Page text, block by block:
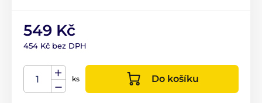
549 Kč
454 Kč bez DPH
ks Do košíku